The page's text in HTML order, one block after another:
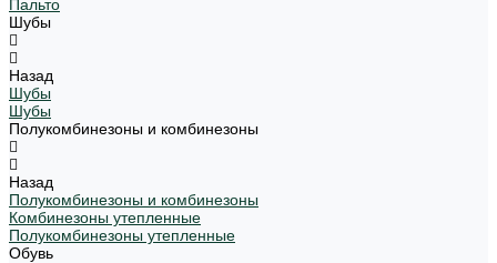
Пальто
Шубы
Назад
Шубы
Шубы
Полукомбинезоны и комбинезоны
Назад
Полукомбинезоны и комбинезоны
Комбинезоны утепленные
Полукомбинезоны утепленные
Обувь